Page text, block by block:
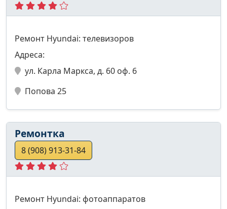
Ремонт Hyundai: телевизоров
Адреса:
ул. Карла Маркса, д. 60 оф. 6
Попова 25
Ремонтка
8 (908) 913-31-84
Ремонт Hyundai: фотоаппаратов